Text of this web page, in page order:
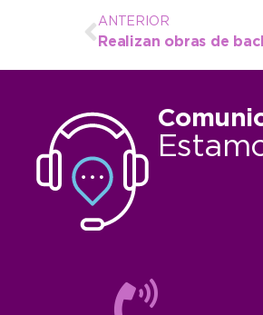
ANTERIOR
Realizan obras de